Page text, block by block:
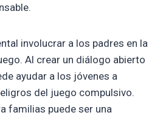
involucrar a los padres en la
Al crear un diálogo abierto
ayudar a los jóvenes a
del juego compulsivo.
familias puede ser una